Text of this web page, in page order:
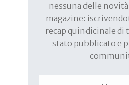
nessuna delle
magazine:
recap quindicinale di
stato pubblicato e